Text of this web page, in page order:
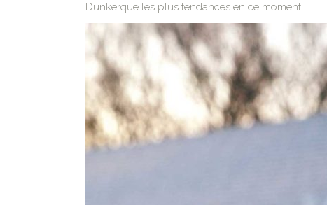
Dunkerque les plus tendances en ce moment !